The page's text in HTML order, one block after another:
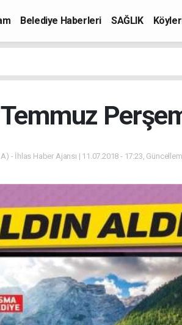
Belediye Haberleri SAĞLIK
- İhlas Haber Ajansı | 11.07.2018 - 17:23,